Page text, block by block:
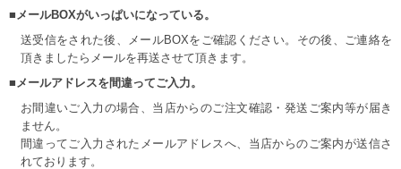
■メールBOXがいっぱいになっている。
送受信をされた後、メールBOXをご確認ください。その後、ご連絡を
頂きましたらメールを再送させて頂きます。
■メールアドレスを間違ってご入力。
お間違いご入力の場合、当店からのご注文確認・発送ご案内等が届き
ません。
間違ってご入力されたメールアドレスへ、当店からのご案内が送信さ
れております。